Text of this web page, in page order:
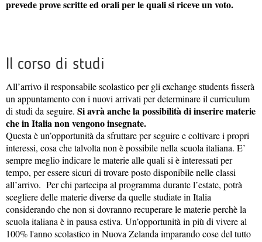
prevede prove scritte ed orali per le quali si riceve un voto.
Il corso di studi
All’arrivo il responsabile scolastico per gli exchange students fisserà
un appuntamento con i nuovi arrivati per determinare il curriculum
di studi da seguire. Si avrà anche la possibilità di inserire materie
che in Italia non vengono insegnate.
Questa è un’opportunità da sfruttare per seguire e coltivare i propri
interessi, cosa che talvolta non è possibile nella scuola italiana. E’
sempre meglio indicare le materie alle quali si è interessati per
tempo, per essere sicuri di trovare posto disponibile nelle classi
all’arrivo. Per chi partecipa al programma durante l’estate, potrà
scegliere delle materie diverse da quelle studiate in Italia
considerando che non si dovranno recuperare le materie perchè la
scuola italiana è in pausa estiva. Un’opportunità in più di vivere al
100% l'anno scolastico in Nuova Zelanda imparando cose del tutto